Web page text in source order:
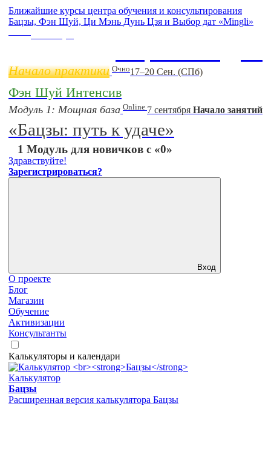
Ближайшие курсы центра обучения и консультирования
Бацзы, Фэн Шуй, Ци Мэнь Дунь Цзя и Выбор дат «Mingli»
Начало практики Очно17–20 Сен. (СПб)
Фэн Шуй Интенсив
Модуль 1: Мощная база Online 7 сентября Начало занятий
«Бацзы: путь к удаче»
1 Модуль для новичков с «0»
Здравствуйте!
Зарегистрироваться?
Вход
О проекте
Блог
Магазин
Обучение
Активизации
Консультанты
Калькуляторы и календари
Калькулятор
Бацзы
Расширенная версия калькулятора Бацзы